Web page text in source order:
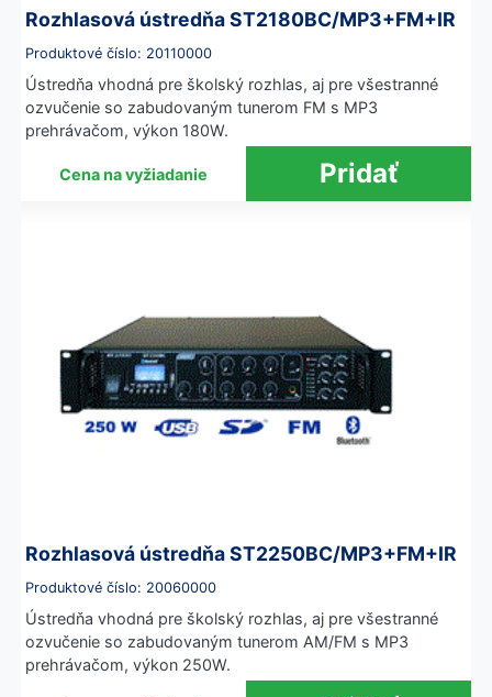
Rozhlasová ústredňa ST2180BC/MP3+FM+IR
Produktové číslo: 20110000
Ústredňa vhodná pre školský rozhlas, aj pre všestranné
ozvučenie so zabudovaným tunerom FM s MP3
prehrávačom, výkon 180W.
Cena na vyžiadanie
Rozhlasová ústredňa ST2250BC/MP3+FM+IR
Produktové číslo: 20060000
Ústredňa vhodná pre školský rozhlas, aj pre všestranné
ozvučenie so zabudovaným tunerom AM/FM s MP3
prehrávačom, výkon 250W.